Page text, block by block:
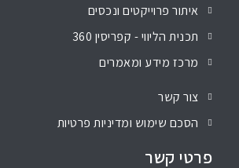
איתור פרוייקטים ונכסים
תכנית הליווי - קפריסין 360
מרכז מידע ומאמרים
צור קשר
הסכם שימוש ומדיניות פרטיות
פרטי קשר